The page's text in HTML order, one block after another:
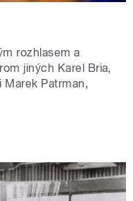
rozhlasem a
jiných Karel Bria,
Marek Patrman,